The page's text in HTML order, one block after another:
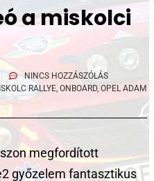
a miskolci
NINCS HOZZÁSZÓLÁS
RALLYE, ONBOARD, OPEL ADAM
megfordított
győzelem fantasztikus